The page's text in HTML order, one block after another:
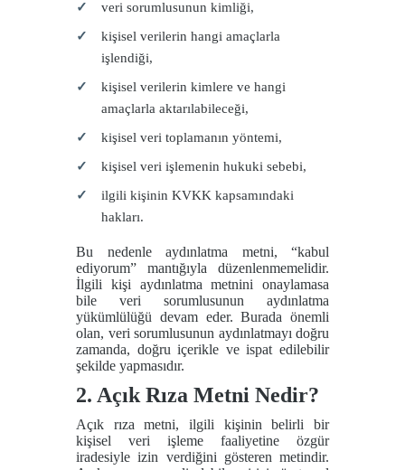
veri sorumlusunun kimliği,
kişisel verilerin hangi amaçlarla
işlendiği,
kişisel verilerin kimlere ve hangi
amaçlarla aktarılabileceği,
kişisel veri toplamanın yöntemi,
kişisel veri işlemenin hukuki sebebi,
ilgili kişinin KVKK kapsamındaki
hakları.
Bu nedenle aydınlatma metni, “kabul
ediyorum” mantığıyla düzenlenmemelidir.
İlgili kişi aydınlatma metnini onaylamasa
bile veri sorumlusunun aydınlatma
yükümlülüğü devam eder. Burada önemli
olan, veri sorumlusunun aydınlatmayı doğru
zamanda, doğru içerikle ve ispat edilebilir
şekilde yapmasıdır.
2. Açık Rıza Metni Nedir?
Açık rıza metni, ilgili kişinin belirli bir
kişisel veri işleme faaliyetine özgür
iradesiyle izin verdiğini gösteren metindir.